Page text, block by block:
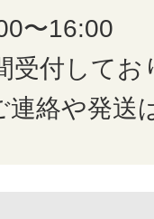
〜16:00
受付してお
連絡や発送